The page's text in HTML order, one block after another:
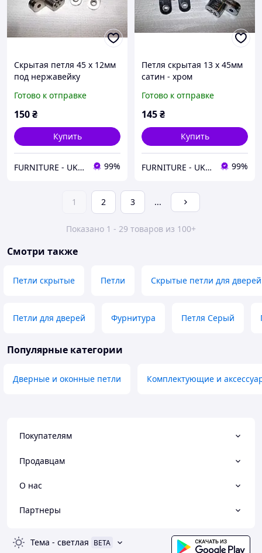
Скрытая петля 45 х 12мм
под нержавейку
Готово к отправке
150₴
Купить
FURNITURE - UKRAINE 99%
Петля скрытая 13 х 45мм
сатин - хром
Готово к отправке
145₴
Купить
FURNITURE - UKRAINE 99%
1 2 3 ...
Показано 1 - 29 товаров из 100+
Смотри также
Петли скрытые Петли Скрытые петли для дверей
Петли для дверей Фурнитура Петля Серый
Популярные категории
Дверные и оконные петли Комплектующие и
Покупателям
Продавцам
О нас
Партнеры
Тема - светлая BETA